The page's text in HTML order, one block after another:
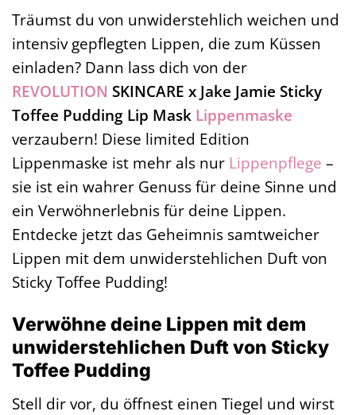
Träumst du von unwiderstehlich weichen und
intensiv gepflegten Lippen, die zum Küssen
einladen? Dann lass dich von der
REVOLUTION SKINCARE x Jake Jamie Sticky
Toffee Pudding Lip Mask Lippenmaske
verzaubern! Diese limited Edition
Lippenmaske ist mehr als nur Lippenpflege –
sie ist ein wahrer Genuss für deine Sinne und
ein Verwöhnerlebnis für deine Lippen.
Entdecke jetzt das Geheimnis samtweicher
Lippen mit dem unwiderstehlichen Duft von
Sticky Toffee Pudding!
Verwöhne deine Lippen mit dem
unwiderstehlichen Duft von Sticky
Toffee Pudding
Stell dir vor, du öffnest einen Tiegel und wirst